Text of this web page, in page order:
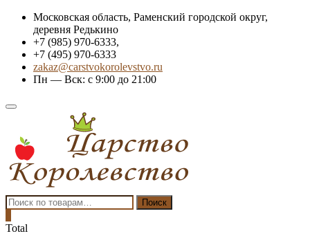
Skip
content
Московская область, Раменский городской округ,
деревня Редькино
+7 (985) 970-6333,
+7 (495) 970-6333
zakaz@carstvokorolevstvo.ru
Пн — Вск: с 9:00 до 21:00
Topbar
Искать: Поиск
Total